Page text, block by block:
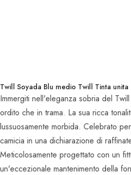
Twill Soyada Blu medio Twill Tinta unita
Immergiti nell'eleganza sobria del
ordito che in trama. La sua ricca
lussuosamente morbida. Celebrato
camicia in una dichiarazione di
Meticolosamente progettato con un
un'eccezionale mantenimento della